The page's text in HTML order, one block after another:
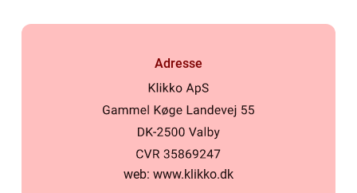
Adresse
web: www.klikko.dk